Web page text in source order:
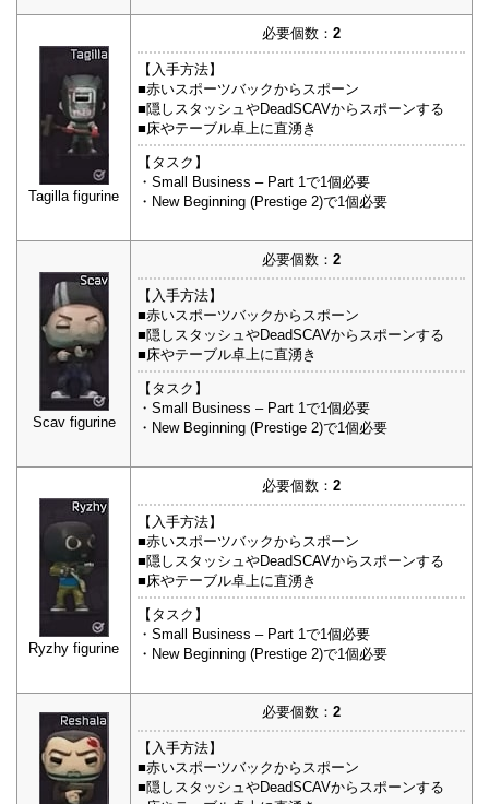
Tagilla figurine
必要個数： 2
【入手方法】
■赤いスポーツバックからスポーン
■隠しスタッシュやDeadSCAVからスポーンする
■床やテーブル卓上に直湧き
【タスク】
・Small Business – Part 1で1個必要
・New Beginning (Prestige 2)で1個必要
Scav figurine
必要個数： 2
【入手方法】
■赤いスポーツバックからスポーン
■隠しスタッシュやDeadSCAVからスポーンする
■床やテーブル卓上に直湧き
【タスク】
・Small Business – Part 1で1個必要
・New Beginning (Prestige 2)で1個必要
Ryzhy figurine
必要個数： 2
【入手方法】
■赤いスポーツバックからスポーン
■隠しスタッシュやDeadSCAVからスポーンする
■床やテーブル卓上に直湧き
【タスク】
・Small Business – Part 1で1個必要
・New Beginning (Prestige 2)で1個必要
必要個数： 2
【入手方法】
■赤いスポーツバックからスポーン
■隠しスタッシュやDeadSCAVからスポーンする